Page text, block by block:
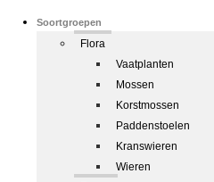
Soortgroepen
Flora
Vaatplanten
Mossen
Korstmossen
Paddenstoelen
Kranswieren
Wieren